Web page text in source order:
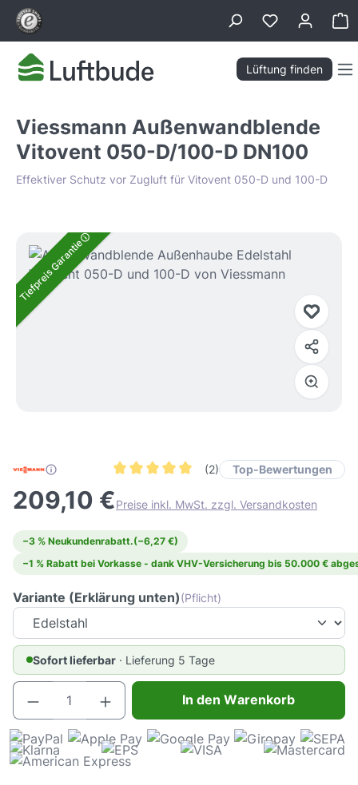
springen
Lüftung finden
Viessmann Außenwandblende
Vitovent 050-D/100-D DN100
Effektiver Schutz vor Zugluft für Vitovent 050-D und 100-D
Bildergalerie überspringen
Tiefpreis Garantie
(2) Top-Bewertungen
209,10 €Preise inkl. MwSt. zzgl. Versandkosten
−3 % Neukundenrabatt.(−6,27 €)
−1 % Rabatt bei Vorkasse - dank VHV-Versicherung bis 50.000 €
Variante (Erklärung unten)(Pflicht)
Sofort lieferbar · Lieferung 5 Tage
Produkt Anzahl: Gib den gewünschten
In den Warenkorb